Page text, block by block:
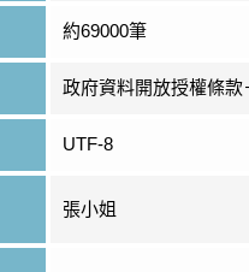
約69000筆
政府資料開放授權條款
UTF-8
張小姐